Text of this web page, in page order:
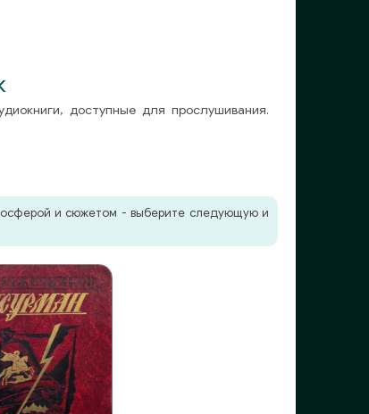
доступные для прослушивания.
и сюжетом - выберите следующую и